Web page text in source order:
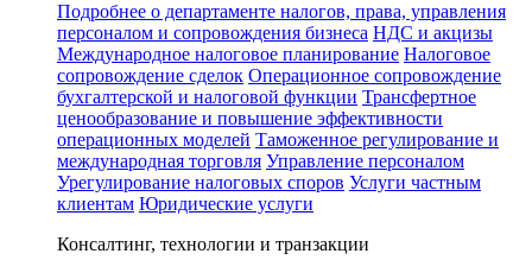
Подробнее о департаменте налогов, права, управления
персоналом и сопровождения бизнеса НДС и акцизы
Международное налоговое планирование Налоговое
сопровождение сделок Операционное сопровождение
бухгалтерской и налоговой функции Трансфертное
ценообразование и повышение эффективности
операционных моделей Таможенное регулирование и
международная торговля Управление персоналом
Урегулирование налоговых споров Услуги частным
клиентам Юридические услуги
Консалтинг, технологии и транзакции